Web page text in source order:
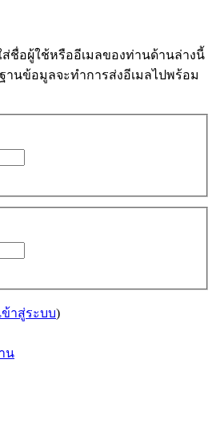
ส่ชื่อผู้ใช้หรืออีเมลของท่านด้านล่างนี้
นข้อมูลจะทำการส่งอีเมลไปพร้อม
ข้าสู่ระบบ)
น